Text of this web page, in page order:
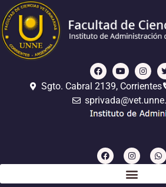
Sgto. Cabral 2139, Corrientes